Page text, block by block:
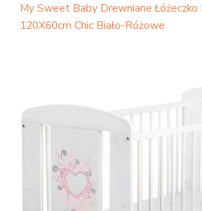
My Sweet Baby Drewniane
120X60cm Chic Biało-Różowe